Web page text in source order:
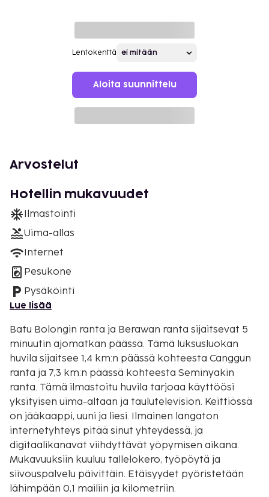
Lentokenttä
Aloita suunnittelu
Arvostelut
Hotellin mukavuudet
Ilmastointi
Uima-allas
Internet
Pesukone
Pysäköinti
Lue lisää
Batu Bolongin ranta ja Berawan ranta sijaitsevat 5
minuutin ajomatkan päässä. Tämä luksusluokan
huvila sijaitsee 1,4 km:n päässä kohteesta Canggun
ranta ja 7,3 km:n päässä kohteesta Seminyakin
ranta. Tämä ilmastoitu huvila tarjoaa käyttöösi
yksityisen uima-altaan ja taulutelevision. Keittiössä
on jääkaappi, uuni ja liesi. Ilmainen langaton
internetyhteys pitää sinut yhteydessä, ja
digitaalikanavat viihdyttävät yöpymisen aikana.
Mukavuuksiin kuuluu tallelokero, työpöytä ja
siivouspalvelu päivittäin. Etäisyydet pyöristetään
lähimpään 0,1 mailiin ja kilometriin.